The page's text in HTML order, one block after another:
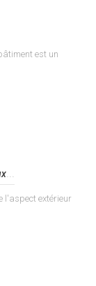
est un
...
l'aspect extérieur